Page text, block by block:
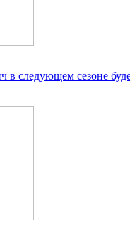
в следующем сезоне